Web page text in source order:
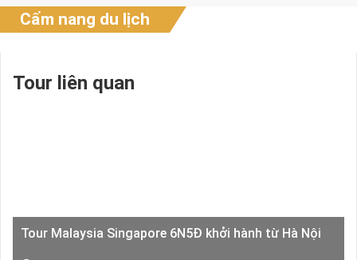
Cẩm nang du lịch
Tour liên quan
Tour Malaysia Singapore 6N5Đ khởi hành từ Hà Nội